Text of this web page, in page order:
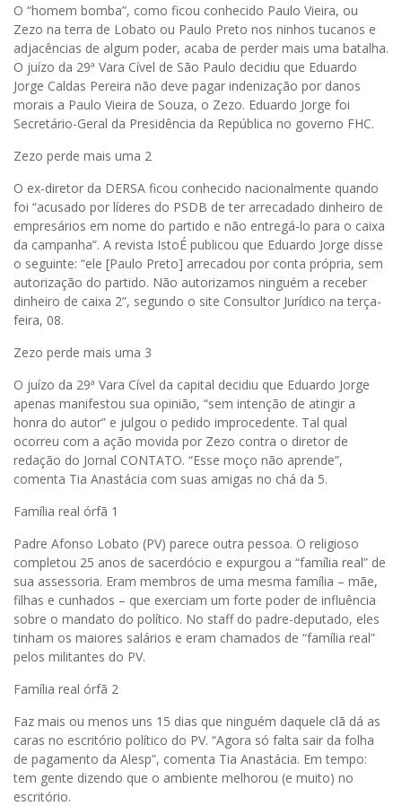
O “homem bomba”, como ficou conhecido Paulo Vieira, ou
Zezo na terra de Lobato ou Paulo Preto nos ninhos tucanos e
adjacências de algum poder, acaba de perder mais uma batalha.
O juízo da 29ª Vara Cível de São Paulo decidiu que Eduardo
Jorge Caldas Pereira não deve pagar indenização por danos
morais a Paulo Vieira de Souza, o Zezo. Eduardo Jorge foi
Secretário-Geral da Presidência da República no governo FHC.
Zezo perde mais uma 2
O ex-diretor da DERSA ficou conhecido nacionalmente quando
foi “acusado por líderes do PSDB de ter arrecadado dinheiro de
empresários em nome do partido e não entregá-lo para o caixa
da campanha”. A revista IstoÉ publicou que Eduardo Jorge disse
o seguinte: “ele [Paulo Preto] arrecadou por conta própria, sem
autorização do partido. Não autorizamos ninguém a receber
dinheiro de caixa 2”, segundo o site Consultor Jurídico na terça-
feira, 08.
Zezo perde mais uma 3
O juízo da 29ª Vara Cível da capital decidiu que Eduardo Jorge
apenas manifestou sua opinião, “sem intenção de atingir a
honra do autor” e julgou o pedido improcedente. Tal qual
ocorreu com a ação movida por Zezo contra o diretor de
redação do Jornal CONTATO. “Esse moço não aprende”,
comenta Tia Anastácia com suas amigas no chá da 5.
Família real órfã 1
Padre Afonso Lobato (PV) parece outra pessoa. O religioso
completou 25 anos de sacerdócio e expurgou a “família real” de
sua assessoria. Eram membros de uma mesma família – mãe,
filhas e cunhados – que exerciam um forte poder de influência
sobre o mandato do político. No staff do padre-deputado, eles
tinham os maiores salários e eram chamados de “família real”
pelos militantes do PV.
Família real órfã 2
Faz mais ou menos uns 15 dias que ninguém daquele clã dá as
caras no escritório político do PV. “Agora só falta sair da folha
de pagamento da Alesp”, comenta Tia Anastácia. Em tempo:
tem gente dizendo que o ambiente melhorou (e muito) no
escritório.